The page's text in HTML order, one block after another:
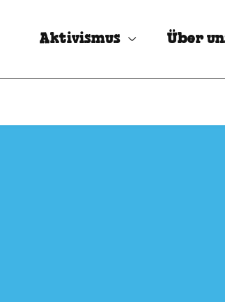
Aktivismus Über